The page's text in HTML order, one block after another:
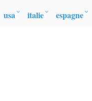
usa italie espagne